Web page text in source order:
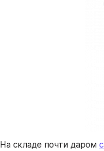
На складе почти даром